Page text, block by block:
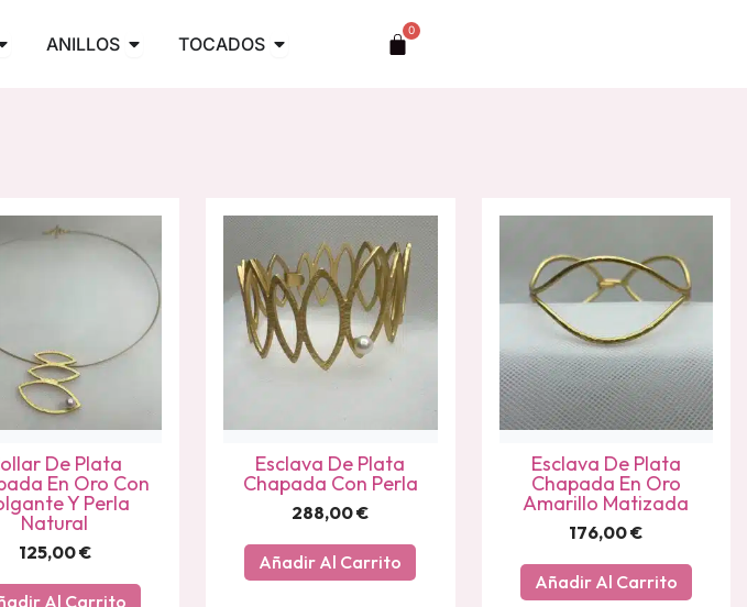
COLLARES
ANILLOS Abrir ANILLOS
TOCADOS Abrir TOCADOS 0
Carrito
De Plata
En Oro Con
Y Perla
Natural
125,00€
Al Carrito
Esclava De Plata
Chapada Con Perla
288,00€
Añadir Al Carrito
Esclava De Plata
Chapada En Oro
Amarillo Matizada
176,00€
Añadir Al Carrito